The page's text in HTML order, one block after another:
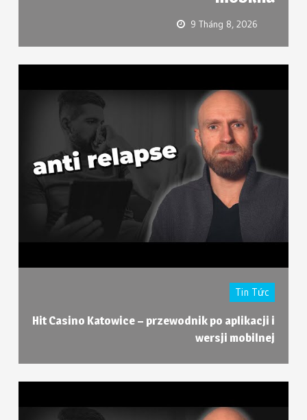
9 Tháng 8, 2026
Tin Tức
Hit Casino Katowice – przewodnik po aplikacji i
wersji mobilnej